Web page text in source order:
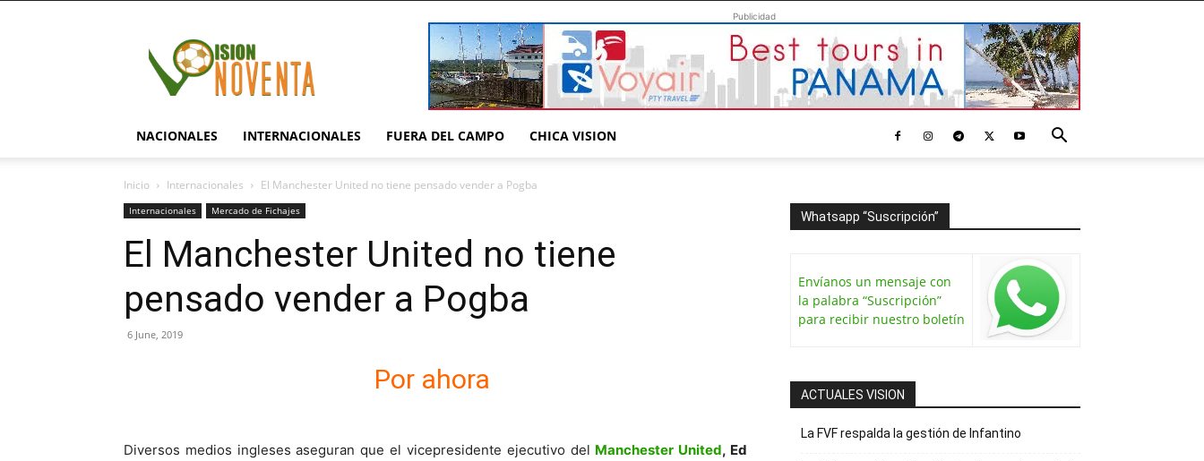
Publicidad
NACIONALES INTERNACIONALES FUERA DEL CAMPO CHICA VISION
Inicio Internacionales El Manchester United no tiene pensado vender a Pogba
Internacionales Mercado de Fichajes
El Manchester United no tiene
pensado vender a Pogba
6 June, 2019
Por ahora
Diversos medios ingleses aseguran que el vicepresidente ejecutivo del Manchester United, Ed
Whatsapp “Suscripción”
Envíanos un mensaje con
la palabra “Suscripción”
para recibir nuestro boletín
ACTUALES VISION
La FVF respalda la gestión de Infantino